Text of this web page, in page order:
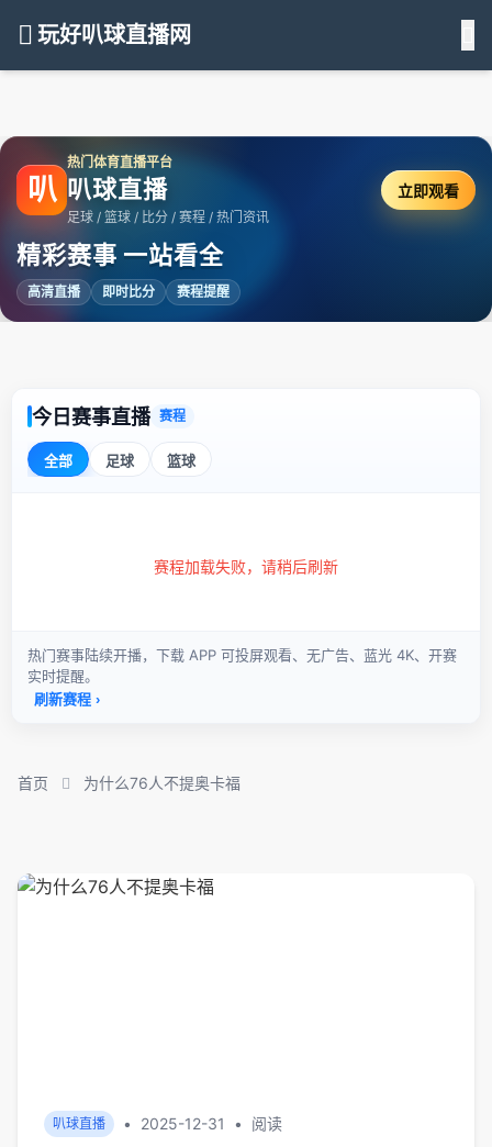
玩好叭球直播网
叭
热门体育直播平台
叭球直播
足球 / 篮球 / 比分 / 赛程 / 热门资讯
精彩赛事 一站看全
高清直播 即时比分 赛程提醒
立即观看
首页 为什么76人不提奥卡福
叭球直播 • 2025-12-31 • 阅读